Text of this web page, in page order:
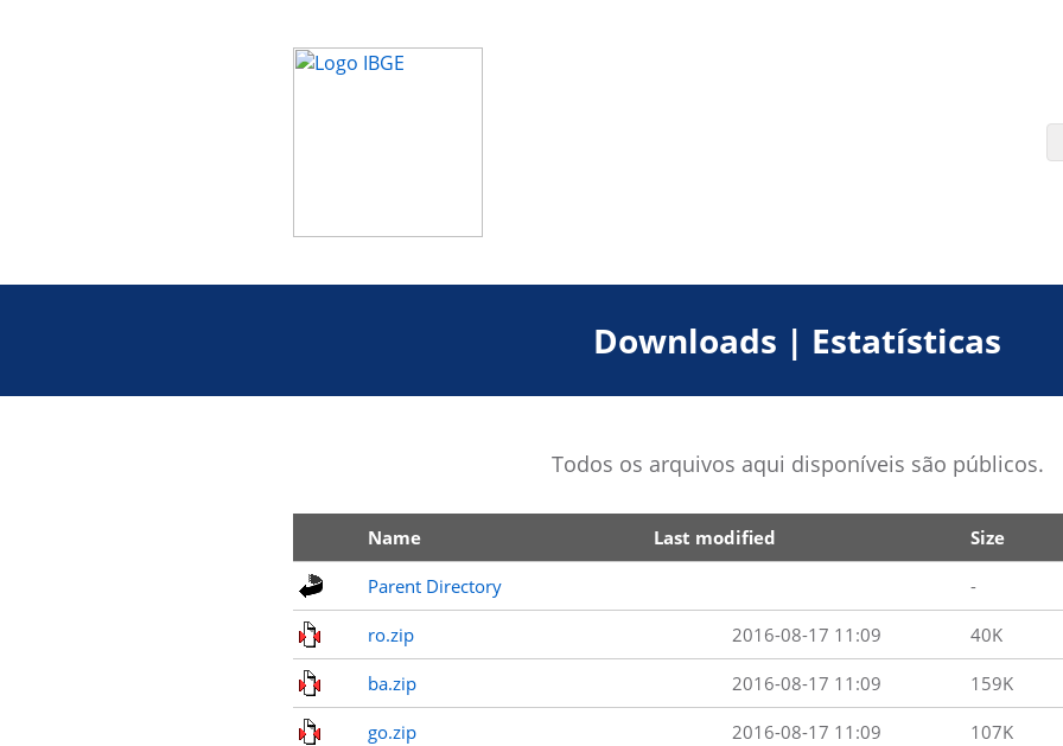
Downloads | Estatísticas
Todos os arquivos aqui disponíveis são públicos.
Name Last modified Size
Parent Directory -
ro.zip 2016-08-17 11:09 40K
ba.zip 2016-08-17 11:09 159K
go.zip 2016-08-17 11:09 107K